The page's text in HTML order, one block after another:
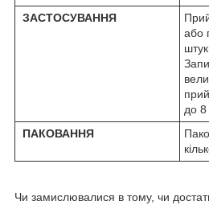
ЗАСТОСУВАННЯ
або
до 8
ПАКОВАННЯ
Чи замислювалися в тому, чи